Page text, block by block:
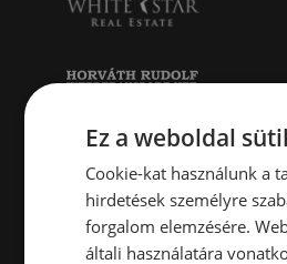
Ez a weboldal
Cookie-kat használunk a
hirdetések személyre
forgalom elemzésére.
általi használatára